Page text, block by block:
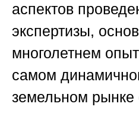
аспектов
экспертизы,
многолетнем
самом
земельном рынке